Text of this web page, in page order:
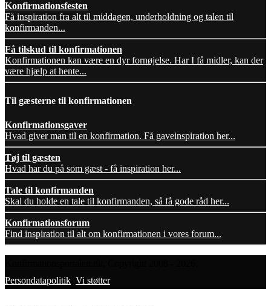
Konfirmationsfesten
Få inspiration fra alt til middagen, underholdning og talen til
konfirmanden...
Få tilskud til konfirmationen
Konfirmationen kan være en dyr fornøjelse. Har I få midler, kan der
være hjælp at hente...
Til gæsterne til konfirmationen
Konfirmationsgaver
Hvad giver man til en konfirmation. Få gaveinspiration her...
Tøj til gæsten
Hvad har du på som gæst - få inspiration her...
Tale til konfirmanden
Skal du holde en tale til konfirmanden, så få gode råd her...
Konfirmationsforum
Find inspiration til alt om konfirmationen i vores forum...
Persondatapolitik Vi støtter